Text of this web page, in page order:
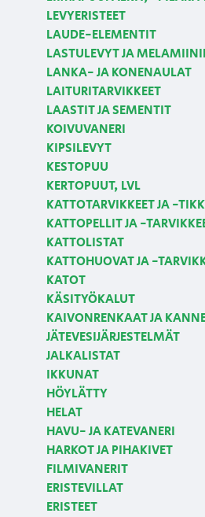
LEVYERISTEET
LAUDE-ELEMENTIT
LASTULEVYT JA
LANKA- JA KONENAULAT
LAITURITARVIKKEET
LAASTIT JA SEMENTIT
KOIVUVANERI
KIPSILEVYT
KESTOPUU
KERTOPUUT, LVL
KATTOTARVIKKEET JA -
KATTOPELLIT JA -
KATTOLISTAT
KATTOHUOVAT JA -
KATOT
KÄSITYÖKALUT
KAIVONRENKAAT JA
JÄTEVESIJÄRJESTELMÄT
JALKALISTAT
IKKUNAT
HÖYLÄTTY
HELAT
HAVU- JA KATEVANERI
HARKOT JA PIHAKIVET
FILMIVANERIT
ERISTEVILLAT
ERISTEET